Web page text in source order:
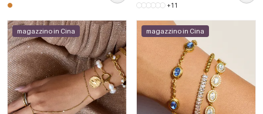
+11
magazzino in Cina magazzino in Cina